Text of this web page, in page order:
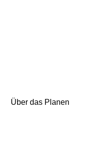
Über das Planen